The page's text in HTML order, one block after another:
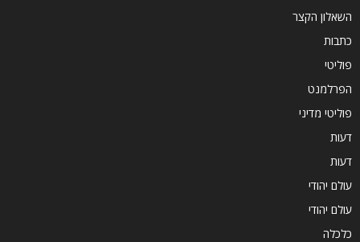
השאלון הקצר
כתבות
פוליטי
הפרלמנט
פוליטי מדיני
דעות
דעות
עולם יהודי
עולם יהודי
כלכלה